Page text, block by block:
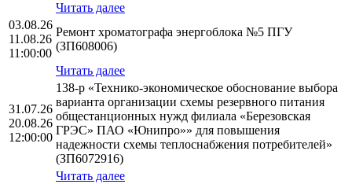
Читать далее
03.08.26
11.08.26
11:00:00
Ремонт хроматографа энергоблока №5 ПГУ
(ЗП608006)
Читать далее
31.07.26
20.08.26
12:00:00
138-р «Технико-экономическое обоснование выбора
варианта организации схемы резервного питания
общестанционных нужд филиала «Березовская
ГРЭС» ПАО «Юнипро»» для повышения
надежности схемы теплоснабжения потребителей»
(ЗП6072916)
Читать далее